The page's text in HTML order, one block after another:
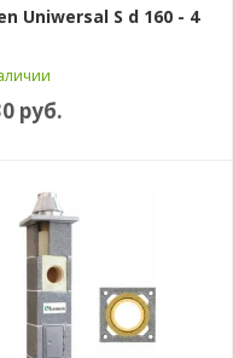
Uniwersal S d 160 - 4
руб.